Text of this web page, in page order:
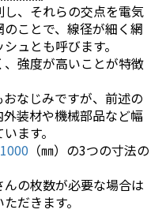
、それらの交点を電気
ことで、線径が細く網
ュとも呼びます。
強度が高いことが特徴
なじみですが、前述の
装材や機械部品など幅
ます。
（㎜）の3つの寸法の
の枚数が必要な場合は
だきます。